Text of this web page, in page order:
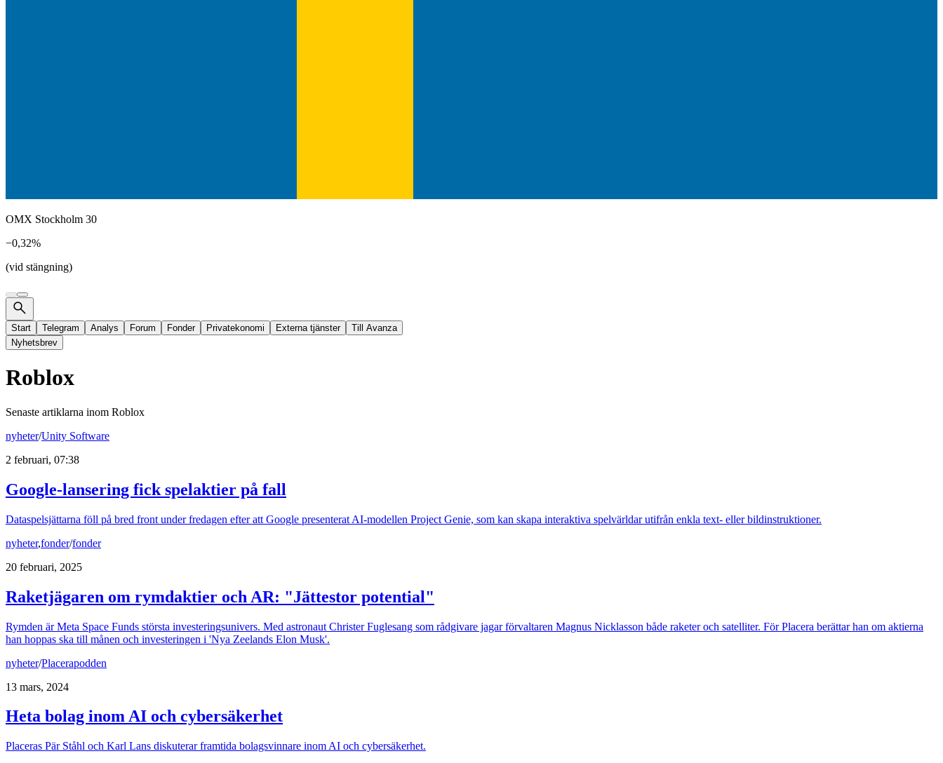
OMX Stockholm 30
−0,32%
(vid stängning)
Start Telegram Analys Forum Fonder Privatekonomi Externa tjänster
Till Avanza
Nyhetsbrev
Roblox
Senaste artiklarna inom Roblox
nyheter/Unity Software
2 februari, 07:38
Google-lansering fick spelaktier på fall
Dataspelsjättarna föll på bred front under fredagen efter att Google presenterat AI-modellen Project Genie, som kan skapa interaktiva spelvärldar utifrån enkla text- eller bildinstruktioner.
nyheter,fonder/fonder
20 februari, 2025
Raketjägaren om rymdaktier och AR: "Jättestor potential"
Rymden är Meta Space Funds största investeringsunivers. Med astronaut Christer Fuglesang som rådgivare jagar förvaltaren Magnus Nicklasson både raketer och satelliter. För Placera berättar han om aktierna
han hoppas ska till månen och investeringen i 'Nya Zeelands Elon Musk'.
nyheter/Placerapodden
13 mars, 2024
Heta bolag inom AI och cybersäkerhet
Placeras Pär Ståhl och Karl Lans diskuterar framtida bolagsvinnare inom AI och cybersäkerhet.